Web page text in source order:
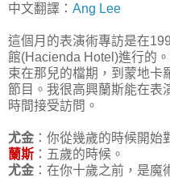
中文翻譯： Ang Lee
這個月的表演術專訪是在
館(Hacienda Hotel)進行的
束在那兒的檔期，到蒙地卡
節目。我很高興蘭斯能在表
時間接受訪問。
尤金 ：你從幾歲的時候開始
蘭斯 ：五歲的時候。
尤金 ：在你十歲之前，是